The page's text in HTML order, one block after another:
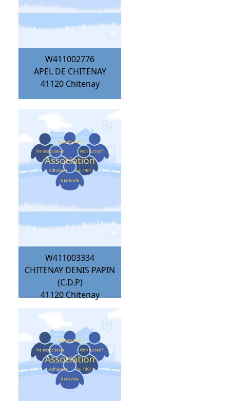
W411002776
APEL DE CHITENAY
41120 Chitenay
W411003334
CHITENAY DENIS PAPIN
(C.D.P)
41120 Chitenay